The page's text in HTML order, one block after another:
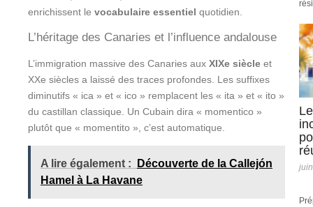
enrichissent le vocabulaire essentiel quotidien.
L’héritage des Canaries et l’influence andalouse
L’immigration massive des Canaries aux XIXe siècle et
XXe siècles a laissé des traces profondes. Les suffixes
diminutifs « ica » et « ico » remplacent les « ita » et « ito »
du castillan classique. Un Cubain dira « momentico »
plutôt que « momentito », c’est automatique.
A lire également :
Découverte de la Callejón
Hamel à La Havane